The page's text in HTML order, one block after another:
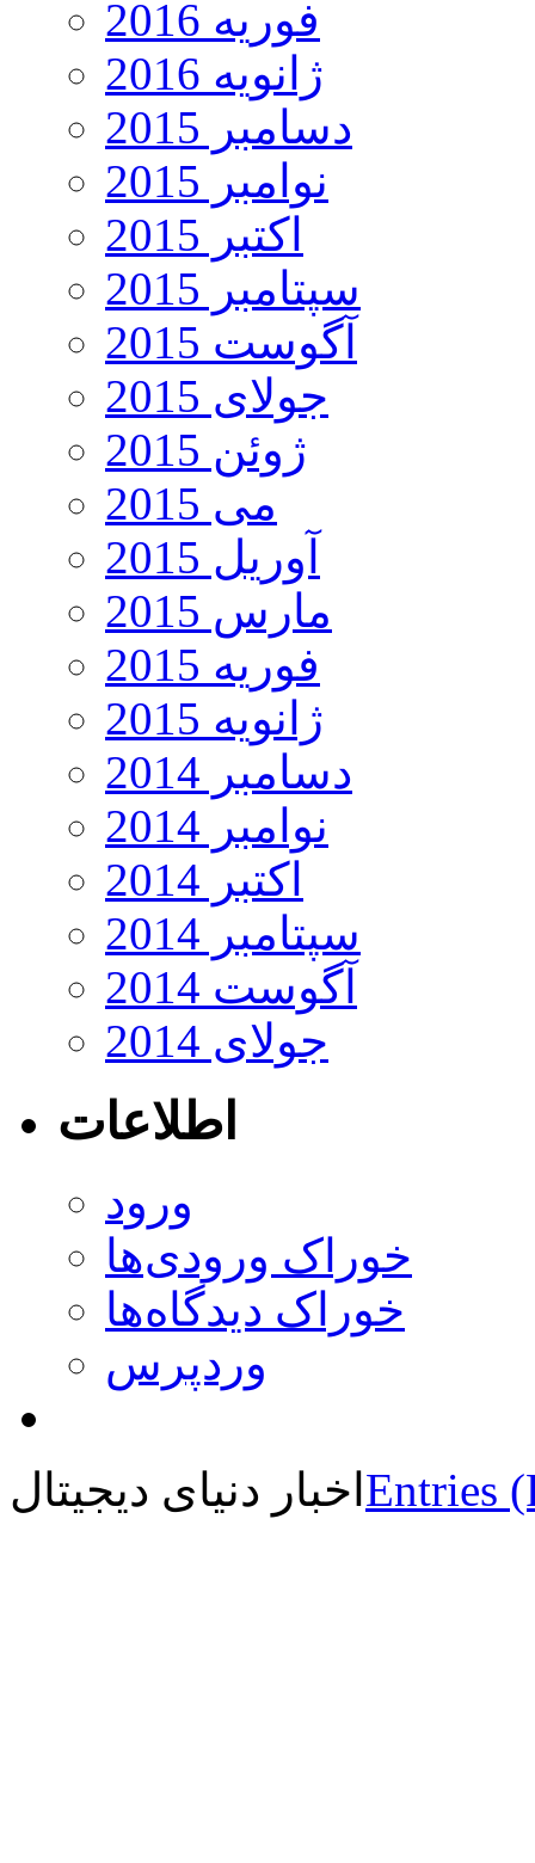
فوریه 2016
ژانویه 2016
دسامبر 2015
نوامبر 2015
اکتبر 2015
سپتامبر 2015
آگوست 2015
جولای 2015
ژوئن 2015
می 2015
آوریل 2015
مارس 2015
فوریه 2015
ژانویه 2015
دسامبر 2014
نوامبر 2014
اکتبر 2014
سپتامبر 2014
آگوست 2014
جولای 2014
اطلاعات
ورود
خوراک ورودی‌ها
خوراک دیدگاه‌ها
وردپرس
اخبار دنیای دیجیتال Entries